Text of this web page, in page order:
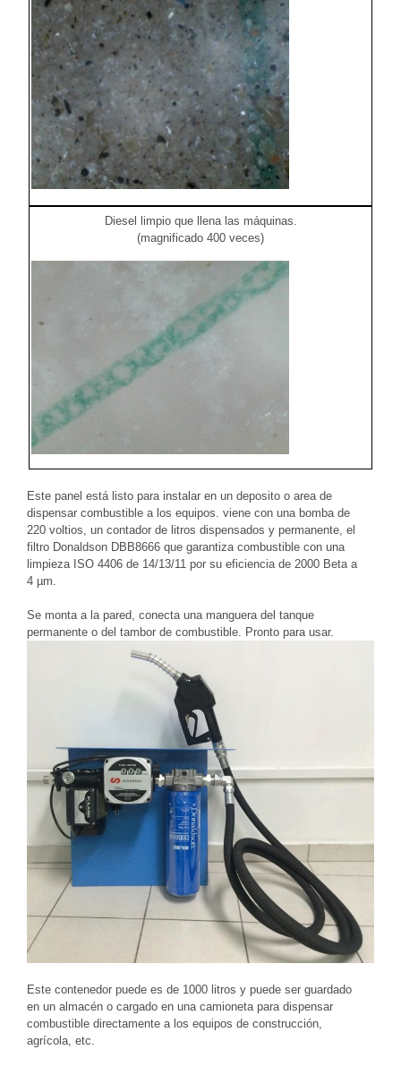
Diesel limpio que llena las máquinas.
(magnificado 400 veces)
Este panel está listo para instalar en un deposito o area de
dispensar combustible a los equipos. viene con una bomba de
220 voltios, un contador de litros dispensados y permanente, el
filtro Donaldson DBB8666 que garantiza combustible con una
limpieza ISO 4406 de 14/13/11 por su eficiencia de 2000 Beta a
4 µm.
Se monta a la pared, conecta una manguera del tanque
permanente o del tambor de combustible. Pronto para usar.
Este contenedor puede es de 1000 litros y puede ser guardado
en un almacén o cargado en una camioneta para dispensar
combustible directamente a los equipos de construcción,
agrícola, etc.